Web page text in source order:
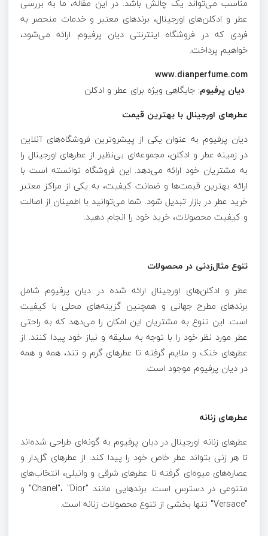
مناسب می‌تواند یک چالش باشد. در این مقاله، ما به بررسی
عطر و ادکلن‌های اورجینال، برندهای معتبر و خدمات منحصر به
فردی که در فروشگاه اینترنتی دیان پرفیوم ارائه می‌شود،
خواهیم پرداخت.
www.dianperfume.com
دیان پرفیوم: جایگاهی ویژه برای عطر و ادکلن
عطرهای اورجینال با بهترین قیمت
دیان پرفیوم به عنوان یکی از پیشروترین فروشگاه‌های آنلاین
در زمینه عطر و ادکلن، مجموعه‌ای بی‌نظیر از عطرهای اورجینال را
به مشتریان خود ارائه می‌دهد. این فروشگاه توانسته است با
ارائه بهترین قیمت‌ها و ضمانت کیفیت، به یکی از مراکز معتبر
خرید عطر در بازار تبدیل شود. شما می‌توانید با اطمینان از اصالت
و کیفیت محصولات، خرید خود را انجام دهید.
تنوع مثال‌زدنی در محصولات
عطر و ادکلن‌های اورجینالارائه شده در دیان پرفیوم شامل
برندهای مطرح جهانی و همچنین گزینه‌های محلی با کیفیت
است. این تنوع به مشتریان این امکان را می‌دهد که به راحتی
عطر مورد نظر خود را با توجه به سلیقه و نیاز خود پیدا کنند. از
عطرهای خنک و ملایم گرفته تا عطرهای گرم و تند، همه و همه
در دیان پرفیوم موجود است.
عطرهای زنانه
عطرهای زنانه اورجینال در دیان پرفیوم به گونه‌ای طراحی شده‌اند
تا هر زنی بتواند عطر خاص خود را پیدا کند. از عطرهای گل‌دار و
عصاره‌های میوه‌ای گرفته تا عطرهای شرقی و وانیلی، انتخاب‌های
متنوعی در دسترس است. برندهایی مانند "Chanel"، "Dior" و
"Versace" تنها بخشی از تنوع محصولات زنانه است.